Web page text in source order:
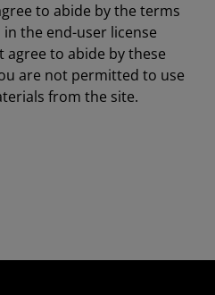
to abide by the terms
the end-user license
to abide by these
are not permitted to use
from the site.